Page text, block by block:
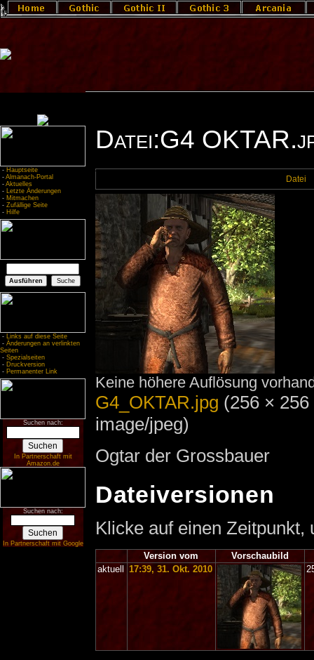
- Hauptseite
- Almanach-Portal
- Aktuelles
- Letzte Änderungen
- Mitmachen
- Zufällige Seite
- Hilfe
- Links auf diese Seite
- Änderungen an verlinkten
Seiten
- Spezialseiten
- Druckversion
- Permanenter Link
Suchen nach:
In Partnerschaft mit
Amazon.de
Suchen nach:
In Partnerschaft mit Google
Datei:G4
Datei
Keine höhere Auflösung
G4_OKTAR.jpg (256 ×
image/jpeg)
Ogtar der Grossbauer
Dateiversionen
Klicke auf einen
Version vom
Vorschaubild
aktuell
17:39, 31. Okt. 2010